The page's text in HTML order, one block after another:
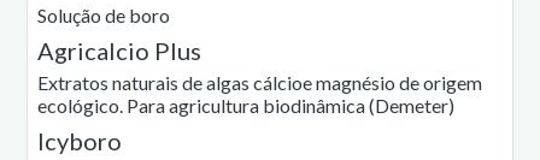
Solução de boro
Agricalcio Plus
Extratos naturais de algas cálcioe magnésio de origem
ecológico. Para agricultura biodinâmica (Demeter)
Icyboro